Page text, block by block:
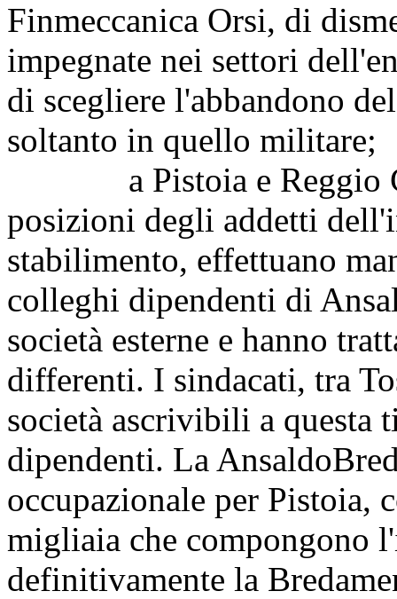
Finmeccanica Orsi, di
impegnate nei settori
di scegliere l'abbandono
soltanto in quello militare;
a Pistoia e Reggio
posizioni degli addetti
stabilimento, effettuano
colleghi dipendenti di
società esterne e hanno
differenti. I sindacati, tra
società ascrivibili a questa
dipendenti. La
occupazionale per Pistoia,
migliaia che compongono
definitivamente la